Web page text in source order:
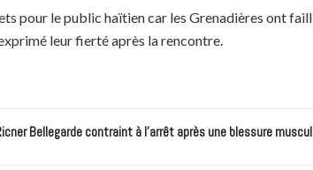
pour le public haïtien car les Grenadières ont
leur fierté après la rencontre.
Bellegarde contraint à l’arrêt après une blessure